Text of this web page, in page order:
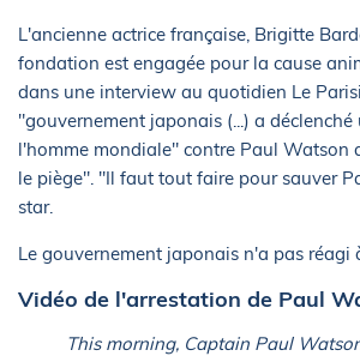
L'ancienne actrice française, Brigitte
fondation est engagée pour la cause
dans une interview au quotidien Le
"gouvernement japonais (...) a déclenché
l'homme mondiale" contre Paul Watson
le piège". "Il faut tout faire pour sauver
star.
Le gouvernement japonais n'a pas réagi
Vidéo de l'arrestation de Paul
This morning, Captain Paul